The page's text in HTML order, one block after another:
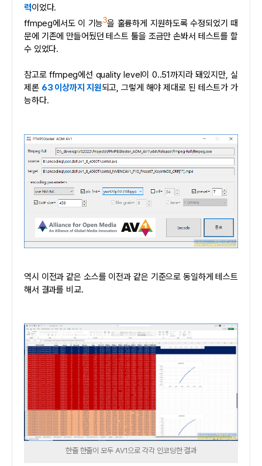
력이었다.
ffmpeg에서도 이 기능3을 훌륭하게 지원하도록 수정되었기 때
문에 기존에 만들어뒀던 테스트 툴을 조금만 손봐서 테스트를 할
수 있었다.
참고로 ffmpeg에선 quality level이 0..51까지라 돼있지만, 실
제론 63 이상까지 지원되고, 그렇게 해야 제대로 된 테스트가 가
능하다.
역시 이전과 같은 소스를 이전과 같은 기준으로 동일하게 테스트
해서 결과를 비교.
한줄 한줄이 모두 AV1으로 각각 인코딩한 결과